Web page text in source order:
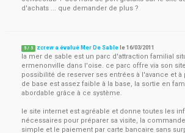
d'achats ... que demander de plus ?
5 / 5 zcrew a évalué Mer De Sable le16/03/2011
la mer de sable est un parc d'attraction familial
ermenonville dans l'oise. ce parc offre via son
possibilité de reserver ses entrées à l'avance et à
de base est assez faible à la base, la sortie en
abordable grâce à ce système.
le site internet est agréable et donne toutes les
nécessaires pour préparer sa visite, la
simple et le paiement par carte bancaire sans